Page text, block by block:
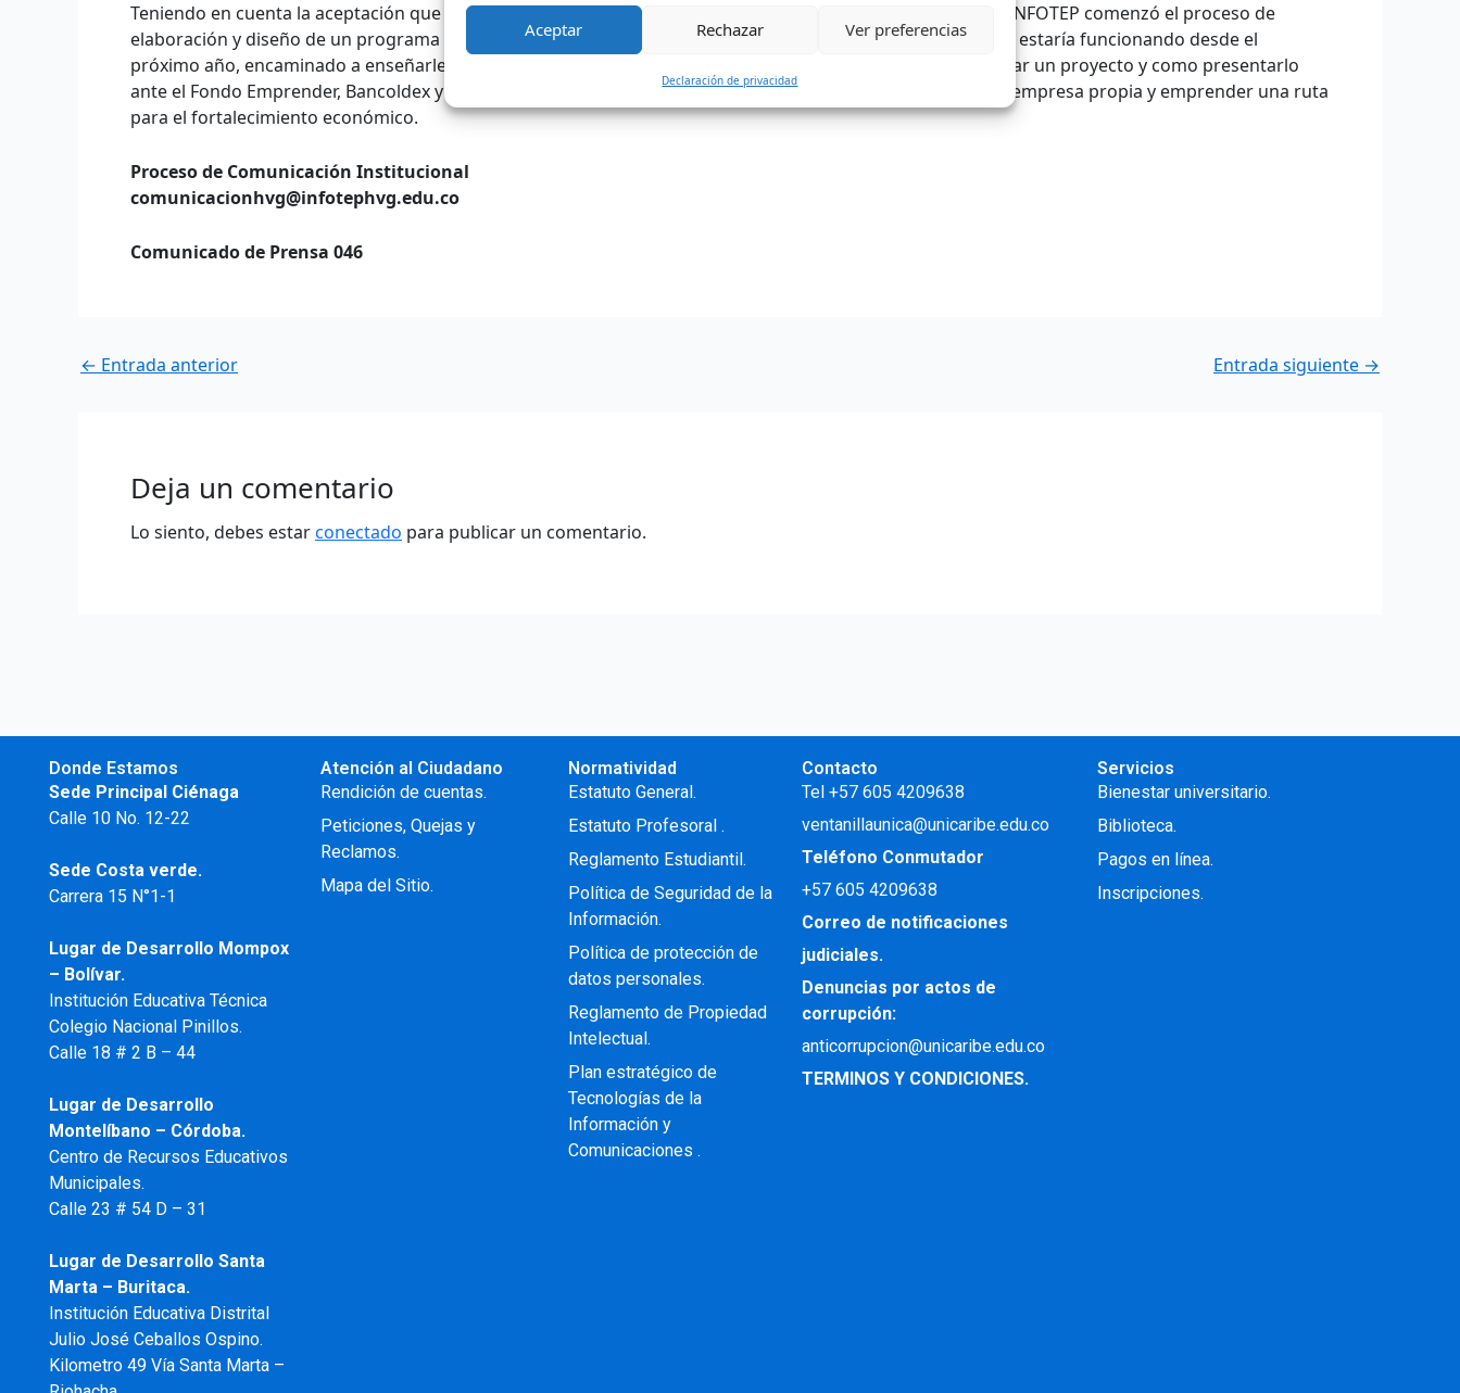
Aceptar Rechazar Ver preferencias
Declaración de privacidad
Teniendo en cuenta la aceptación que ha tenido el curso Taller de Administración Microempresarial, La IES INFOTEP comenzó el proceso de
elaboración y diseño de un programa Técnico laboral denominado “Gestión de Proyectos Productivos” que estaría funcionando desde el
próximo año, encaminado a enseñarles a los pequeños comerciantes y comunidad en general como elaborar un proyecto y como presentarlo
ante el Fondo Emprender, Bancoldex y entidades crediticias, haciendo realidad su sueño de contar con una empresa propia y emprender una ruta
para el fortalecimiento económico.
Proceso de Comunicación Institucional
comunicacionhvg@infotephvg.edu.co
Comunicado de Prensa 046
← Entrada anterior Entrada siguiente →
Deja un comentario
Lo siento, debes estarconectado para publicar un comentario.
Donde Estamos
Sede Principal Ciénaga
Calle 10 No. 12-22
Sede Costa verde.
Carrera 15 N°1-1
Lugar de Desarrollo Mompox
– Bolívar.
Institución Educativa Técnica
Colegio Nacional Pinillos.
Calle 18 # 2 B – 44
Lugar de Desarrollo
Montelíbano – Córdoba.
Centro de Recursos Educativos
Municipales.
Calle 23 # 54 D – 31
Lugar de Desarrollo Santa
Marta – Buritaca.
Institución Educativa Distrital
Julio José Ceballos Ospino.
Kilometro 49 Vía Santa Marta –
Atención al Ciudadano
Rendición de cuentas.
Peticiones, Quejas y
Reclamos.
Mapa del Sitio.
Normatividad
Estatuto General.
Estatuto Profesoral .
Reglamento Estudiantil.
Política de Seguridad de la
Información.
Política de protección de
datos personales.
Reglamento de Propiedad
Intelectual.
Plan estratégico de
Tecnologías de la
Información y
Comunicaciones .
Contacto
Tel +57 605 4209638
ventanillaunica@unicaribe.edu.co
Teléfono Conmutador
+57605 4209638
Correo de notificaciones
judiciales.
Denuncias por actos de
corrupción:
anticorrupcion@unicaribe.edu.co
TERMINOS Y CONDICIONES.
Servicios
Bienestar universitario.
Biblioteca.
Pagos en línea.
Inscripciones.